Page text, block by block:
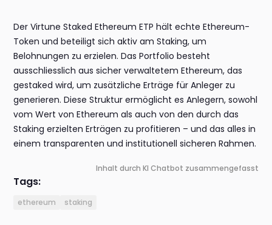
Der Virtune Staked Ethereum ETP hält echte Ethereum-
Token und beteiligt sich aktiv am Staking, um
Belohnungen zu erzielen. Das Portfolio besteht
ausschliesslich aus sicher verwaltetem Ethereum, das
gestaked wird, um zusätzliche Erträge für Anleger zu
generieren. Diese Struktur ermöglicht es Anlegern, sowohl
vom Wert von Ethereum als auch von den durch das
Staking erzielten Erträgen zu profitieren – und das alles in
einem transparenten und institutionell sicheren Rahmen.
Inhalt durch KI Chatbot zusammengefasst
Tags:
ethereum staking